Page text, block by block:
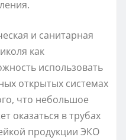
и санитарная
как
использовать
открытых системах
что небольшое
оказаться в трубах
продукции ЭКО